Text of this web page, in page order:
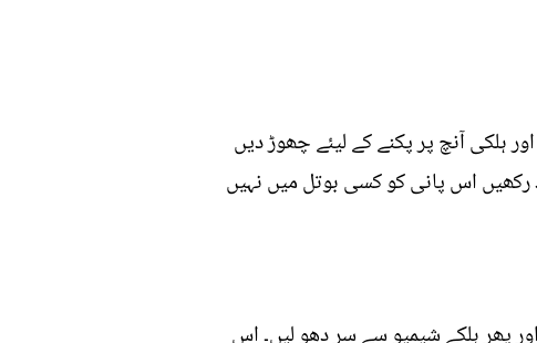
ہلکی آنچ پر پکنے کے لیئے چھوڑ دیں
رکھیں اس پانی کو کسی بوتل میں نہیں